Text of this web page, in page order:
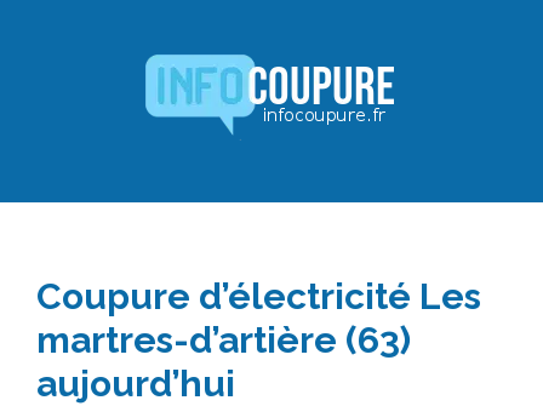
Coupure d’électricité Les
martres-d’artière (63)
aujourd’hui